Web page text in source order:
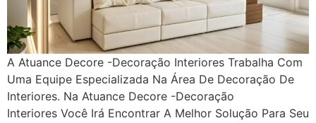
A Atuance Decore -Decoração Interiores Trabalha Com
Uma Equipe Especializada Na Área De Decoração De
Interiores. Na Atuance Decore -Decoração
Interiores Você Irá Encontrar A Melhor Solução Para Seu